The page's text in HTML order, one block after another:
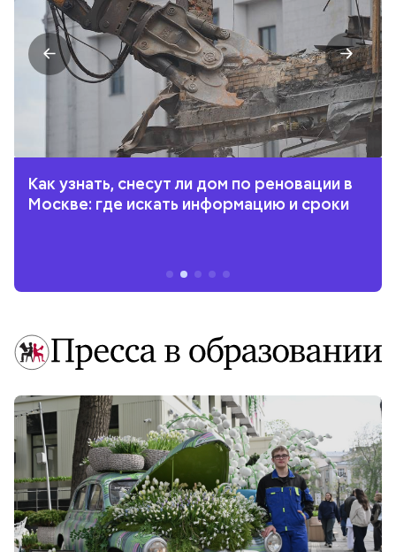
Как узнать, снесут ли дом по реновации в
Москве: где искать информацию и сроки